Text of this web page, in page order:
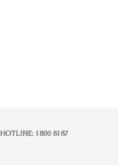
HOTLINE: 1800 8187